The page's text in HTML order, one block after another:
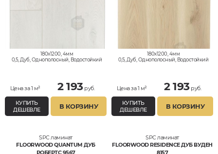
180x1200, 4мм
0,5, Дуб, Однополосный, Водостойкий
Цена за 1 м² 2 193руб.
КУПИТЬ
ДЕШЕВЛЕ
В КОРЗИНУ
180x1200, 4мм
0,5, Дуб, Однополосный, Водостойкий
Цена за 1 м² 2 193руб.
КУПИТЬ
ДЕШЕВЛЕ
В КОРЗИНУ
SPC ламинат
FLOORWOOD QUANTUM ДУБ
РОБЕРТС 9567
SPC ламинат
FLOORWOOD RESIDENCE ДУБ ВУДЕН
8157